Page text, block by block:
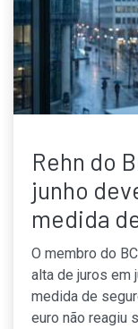
Rehn do
junho
medida
O membro do
alta de juros em
medida de
euro não reagiu